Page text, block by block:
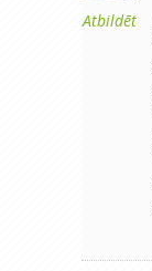
Atbildēt